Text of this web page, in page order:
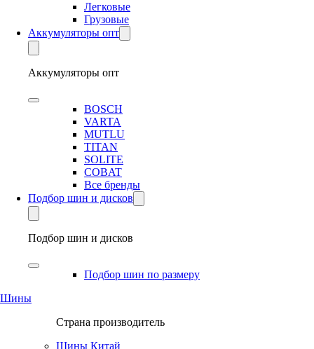
Легковые
Грузовые
Аккумуляторы опт
Аккумуляторы опт
BOSCH
VARTA
MUTLU
TITAN
SOLITE
COBAT
Все бренды
Подбор шин и дисков
Подбор шин и дисков
Подбор шин по размеру
Шины
Страна производитель
Шины Китай